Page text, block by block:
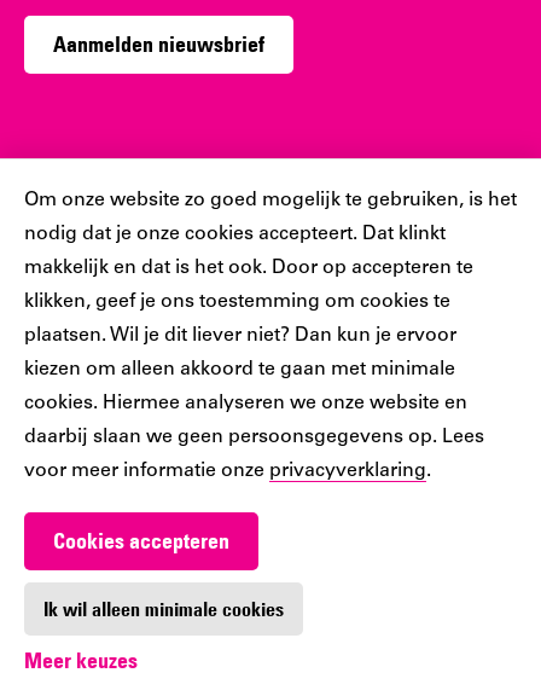
Cookiebar
Om onze website zo goed mogelijk te gebruiken, is het
nodig dat je onze cookies accepteert. Dat klinkt
makkelijk en dat is het ook. Door op accepteren te
klikken, geef je ons toestemming om cookies te
plaatsen. Wil je dit liever niet? Dan kun je ervoor
kiezen om alleen akkoord te gaan met minimale
cookies. Hiermee analyseren we onze website en
daarbij slaan we geen persoonsgegevens op. Lees
voor meer informatie onze privacyverklaring.
Cookies accepteren
Ik wil alleen minimale cookies
Meer keuzes
Aanmelden nieuwsbrief
Sociaal
Volg jij ons al?
Ons
account
Ons
account
Ons
Instagram
account
Ons
account
Ons
account
Werken bij De Nieuwe Bibliotheek
Digitoegankelijkheid